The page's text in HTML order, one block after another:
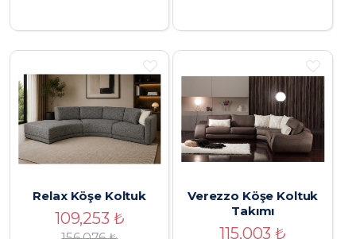
Relax Köşe Koltuk
109,253 ₺
Verezzo Köşe Koltuk
Takımı
115,003₺